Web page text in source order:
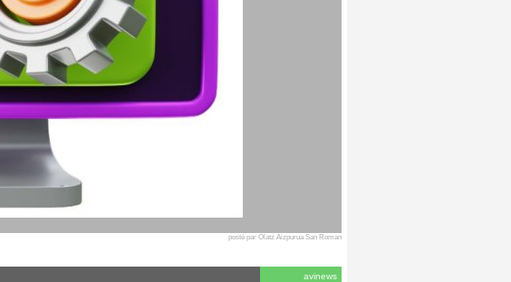
posté par Olatz Aizpurua San Roman
avinews